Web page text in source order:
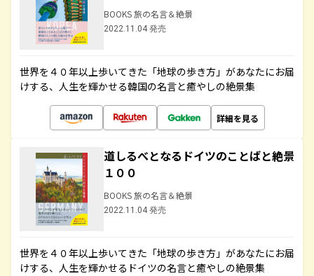
BOOKS 旅の名言＆絶景
2022.11.04 発売
世界を４０年以上歩いてきた「地球の歩き方」があなたにお届
けする、人生を輝かせる韓国の名言と癒やしの絶景集
詳細を見る
道しるべとなるドイツのことばと絶景
１００
BOOKS 旅の名言＆絶景
2022.11.04 発売
世界を４０年以上歩いてきた「地球の歩き方」があなたにお届
けする、人生を輝かせるドイツの名言と癒やしの絶景集